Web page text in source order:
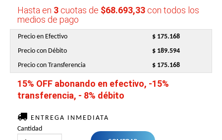
Hasta en 3 cuotas de $68.693,33 con todos los
medios de pago
Precio en Efectivo
$ 175.168
Precio con Débito
$ 189.594
Precio con Transferencia
$ 175.168
15% OFF abonando en efectivo, -15%
transferencia, - 8% débito
ENTREGA INMEDIATA
Cantidad